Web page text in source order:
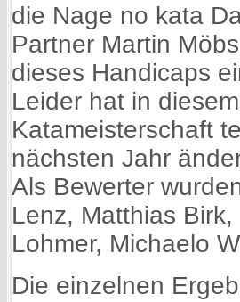
die Nage no kata
Partner Martin
dieses Handicaps
Leider hat in
Katameisterschaft
nächsten Jahr
Als Bewerter
Lenz, Matthias
Lohmer, Michaelo
Die einzelnen